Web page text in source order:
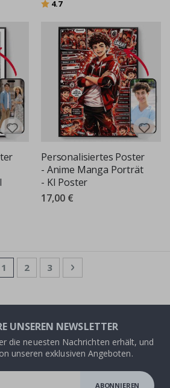
Bewertung:
4.7von 5 Sternen
Personalisiertes Poster
- Anime Manga Porträt
- KI Poster
17,00 €
Sie lesen gerade die Seite
1 Seite
2 Seite
3 Seite
Weiter
UNSEREN NEWSLETTER
die neuesten Nachrichten erhält, und
unseren exklusiven Angeboten.
ABONNIEREN